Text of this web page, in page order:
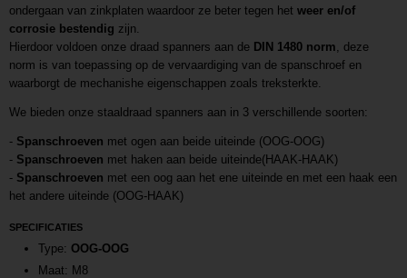
ondergaan van zinkplaten waardoor ze beter tegen het weer en/of
corrosie bestendig zijn.
Hierdoor voldoen onze draad spanners aan de DIN 1480 norm, deze
norm is van toepassing op de vervaardiging van de spanschroef en
waarborgt de mechanishe eigenschappen zoals treksterkte.
We bieden onze staaldraad spanners aan in 3 verschillende soorten:
- Spanschroeven met ogen aan beide uiteinde (OOG-OOG)
- Spanschroeven met haken aan beide uiteinde(HAAK-HAAK)
- Spanschroeven met een oog aan het ene uiteinde en met een haak een
het andere uiteinde (OOG-HAAK)
SPECIFICATIES
Type: OOG-OOG
Maat: M8